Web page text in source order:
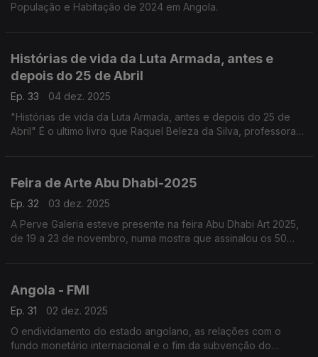
População e Habitação de 2024 em Angola.
Histórias de vida da Luta Armada, antes e
depois do 25 de Abril
Ep. 33
04 dez. 2025
"Histórias de vida da Luta Armada, antes e depois do 25 de
Abril" É o ultimo livro que Raquel Beleza da Silva, professora
Feira de Arte Abu Dhabi-2025
Ep. 32
03 dez. 2025
A Perve Galeria esteve presente na feira Abu Dhabi Art 2025,
de 19 a 23 de novembro, numa mostra que assinalou os 50
Angola - FMI
Ep. 31
02 dez. 2025
O endividamento do estado angolano, as relações com o
fundo monetário internacional e o fim da subvenção do